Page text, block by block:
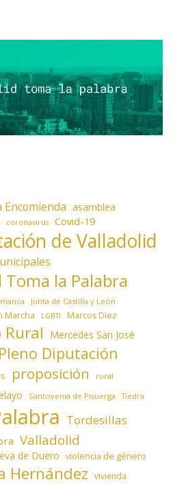
Encomienda asamblea
coronavirus Covid-19
de Valladolid
la Palabra
Junta de Castilla y León
Marcha LGBTI Marcos Díez
Rural Mercedes San José
Pleno Diputación
proposición rural
Santovenia de Pisuerga Tiedra
Tordesillas
Valladolid
de Duero violencia de género
Hernández vivienda